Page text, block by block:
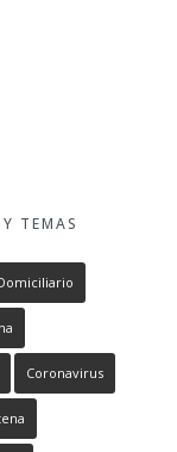
TEMAS
Coronavirus